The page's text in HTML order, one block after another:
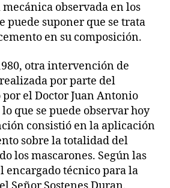
observada en los
puede suponer que se trata
en su composición.
otra intervención de
por parte del
el Doctor Juan Antonio
lo que se puede observar hoy
consistió en la aplicación
sobre la totalidad del
los mascarones. Según las
encargado técnico para la